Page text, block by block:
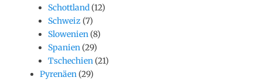
Schottland (12)
Schweiz (7)
Slowenien (8)
Spanien (29)
Tschechien (21)
Pyrenäen (29)